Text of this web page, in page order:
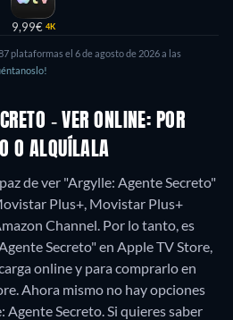
9,99€ 4K
plataformas el 6 de agosto de 2026a las
- VER ONLINE: POR
O ALQUÍLALA
de ver "Argylle: Agente Secreto"
Plus+, Movistar Plus+
Channel. Por lo tanto, es
Secreto" en Apple TV Store,
online y para comprarlo en
Ahora mismo no hay opciones
Secreto. Si quieres saber